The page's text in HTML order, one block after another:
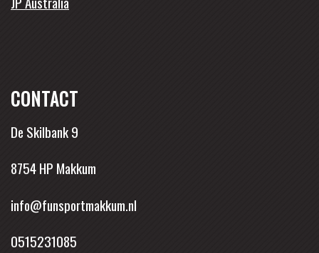
CONTACT
De Skilbank 9
8754 HP Makkum
info@funsportmakkum.nl
0515231085